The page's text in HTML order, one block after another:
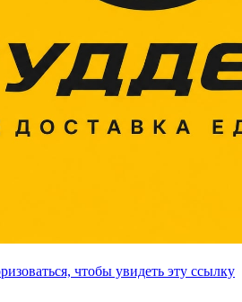
чтобы увидеть эту ссылку